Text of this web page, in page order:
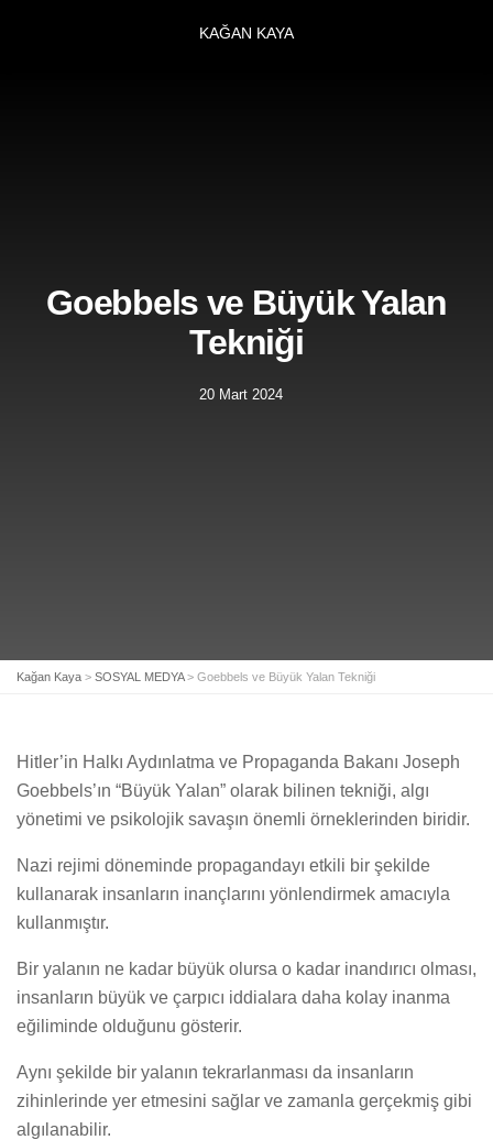
KAĞAN KAYA
Goebbels ve Büyük Yalan
Tekniği
20 Mart 2024
Kağan Kaya > SOSYAL MEDYA> Goebbels ve Büyük Yalan Tekniği
Hitler’in Halkı Aydınlatma ve Propaganda Bakanı Joseph
Goebbels’ın “Büyük Yalan” olarak bilinen tekniği, algı
yönetimi ve psikolojik savaşın önemli örneklerinden biridir.
Nazi rejimi döneminde propagandayı etkili bir şekilde
kullanarak insanların inançlarını yönlendirmek amacıyla
kullanmıştır.
Bir yalanın ne kadar büyük olursa o kadar inandırıcı olması,
insanların büyük ve çarpıcı iddialara daha kolay inanma
eğiliminde olduğunu gösterir.
Aynı şekilde bir yalanın tekrarlanması da insanların
zihinlerinde yer etmesini sağlar ve zamanla gerçekmiş gibi
algılanabilir.